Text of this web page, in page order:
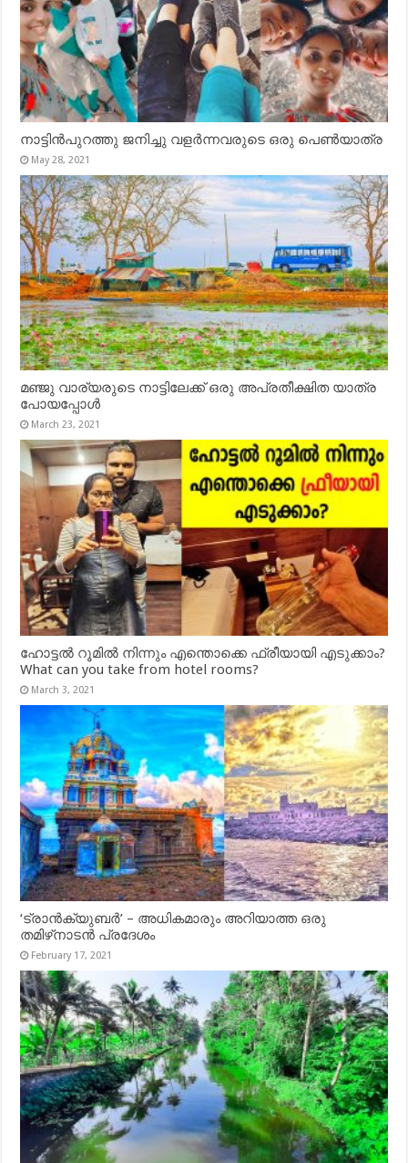
നാട്ടിൻപുറത്തു ജനിച്ചു വളർന്നവരുടെ ഒരു പെൺയാത്ര
May 28, 2021
മഞ്ജു വാര്യരുടെ നാട്ടിലേക്ക് ഒരു അപ്രതീക്ഷിത യാത്ര
പോയപ്പോൾ
March 23, 2021
ഹോട്ടൽ റൂമിൽ നിന്നും എന്തൊക്കെ ഫ്രീയായി എടുക്കാം?
What can you take from hotel rooms?
March 3, 2021
‘ട്രാൻക്യുബർ’ – അധികമാരും അറിയാത്ത ഒരു
തമിഴ്‌നാടൻ പ്രദേശം
February 17, 2021